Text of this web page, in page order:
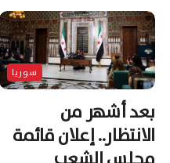
سوريا
بعد أشهر من
الانتظار.. إعلان قائمة